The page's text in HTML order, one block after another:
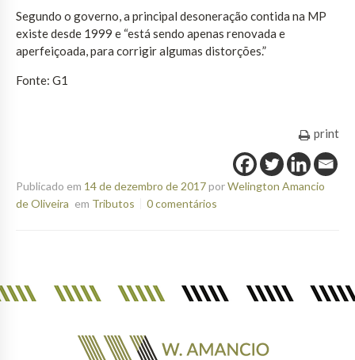
Segundo o governo, a principal desoneração contida na MP
existe desde 1999 e “está sendo apenas renovada e
aperfeiçoada, para corrigir algumas distorções.”
Fonte: G1
print
Publicado em 14 de dezembro de 2017porWelington Amancio
de Oliveira em Tributos 0 comentários